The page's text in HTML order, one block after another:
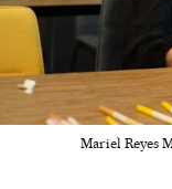
Mariel Reyes